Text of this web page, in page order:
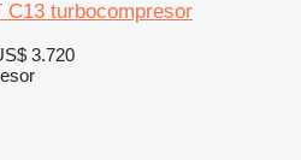
C13 turbocompresor
3.720